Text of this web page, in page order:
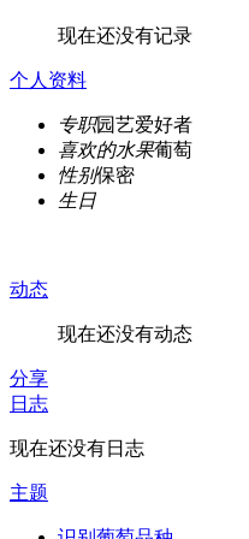
现在还没有记录
个人资料
专职园艺爱好者
喜欢的水果葡萄
性别保密
生日
动态
现在还没有动态
分享
日志
现在还没有日志
主题